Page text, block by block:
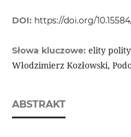
DOI: https://doi.org/
Słowa kluczowe: elity
Włodzimierz Kozłowski,
ABSTRAKT